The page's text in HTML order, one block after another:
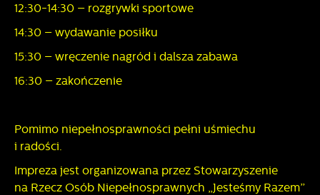
12:30-14:30 – rozgrywki sportowe
14:30 – wydawanie posiłku
15:30 – wręczenie nagród i dalsza zabawa
16:30 – zakończenie
Pomimo niepełnosprawności pełni uśmiechu
i radości.
Impreza jest organizowana przez Stowarzyszenie
na Rzecz Osób Niepełnosprawnych „Jesteśmy Razem”